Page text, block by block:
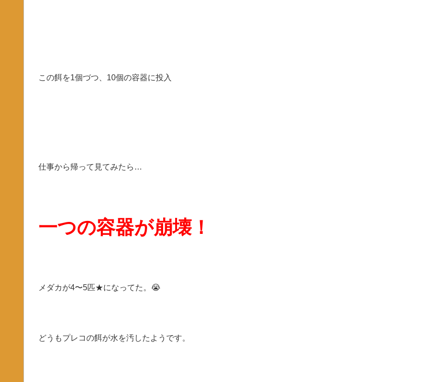
この餌を1個づつ、10個の容器に投入
仕事から帰って見てみたら…
一つの容器が崩壊！
メダカが4〜5匹★になってた。😭
どうもプレコの餌が水を汚したようです。